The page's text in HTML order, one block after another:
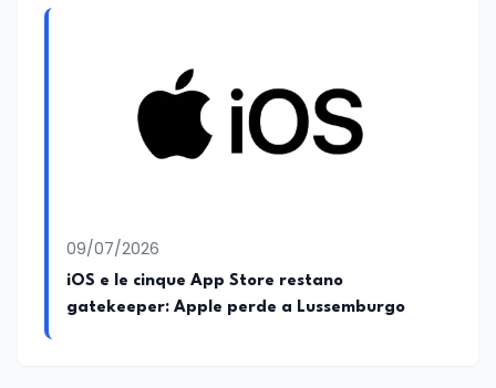
professionisti della comunicazione il
proprio bagaglio di competenze
giornalistiche, analitiche e accademiche.
09/07/2026
iOS e le cinque App Store restano
gatekeeper: Apple perde a Lussemburgo